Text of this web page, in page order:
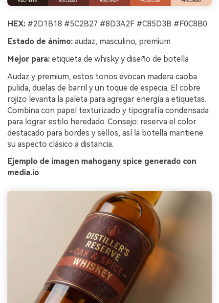
HEX: #2D1B18 #5C2B27 #8D3A2F #C85D3B #F0C8B0
Estado de ánimo: audaz, masculino, premium
Mejor para: etiqueta de whisky y diseño de botella
Audaz y premium, estos tonos evocan madera caoba
pulida, duelas de barril y un toque de especia. El cobre
rojizo levanta la paleta para agregar energía a etiquetas.
Combina con papel texturizado y tipografía condensada
para lograr estilo heredado. Consejo: reserva el color
destacado para bordes y sellos, así la botella mantiene
su aspecto clásico a distancia.
Ejemplo de imagen mahogany spice generado con
media.io